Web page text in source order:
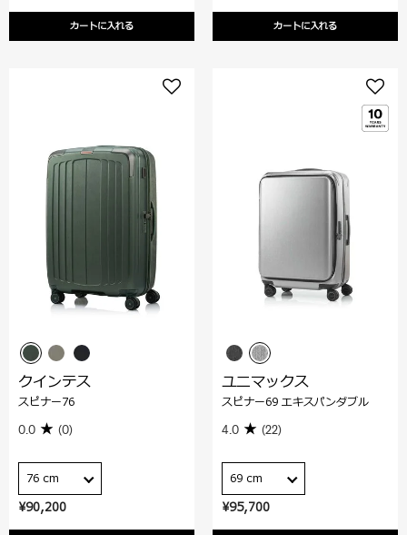
カートに入れる カートに入れる
¥90,200
クインテス
スピナー76
0.0 (0)
76 cm
¥95,700
ユニマックス
スピナー69 エキスパンダブル
4.0 (22)
69 cm